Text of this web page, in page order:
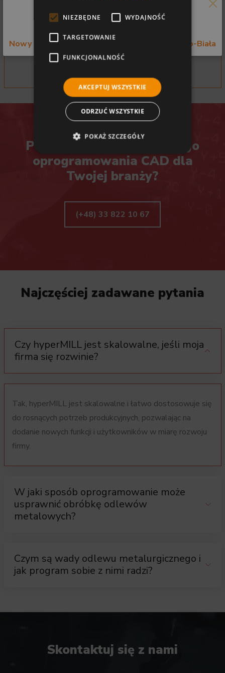
Oprogramowanie hyperMILL Electrode
Potrzebujesz niezawodnego
oprogramowania CAD dla
Twojej branży?
(+48) 33 822 10 67
Najczęściej zadawane pytania
Czy hyperMILL jest skalowalne, jeśli moja
firma się rozwinie?
Tak, hyperMILL jest skalowalne i łatwo dostosowuje się
do rosnących potrzeb produkcyjnych, pozwalając na
dodanie nowych funkcji i użytkowników w miarę rozwoju
firmy.
W jaki sposób oprogramowanie może
usprawnić obróbkę odlewów
metalowych?
Czym są wady odlewu metalurgicznego i
jak program sobie z nimi radzi?
Skontaktuj się z nami
Informujemy o zmianie adresu firmy.
Nowy adres: ul. Bystrzańska 49 43-309 Bielsko-Biała
NIEZBĘDNE WYDAJNOŚĆ
TARGETOWANIE
FUNKCJONALNOŚĆ
AKCEPTUJ WSZYSTKIE
ODRZUĆ WSZYSTKIE
POKAŻ SZCZEGÓŁY